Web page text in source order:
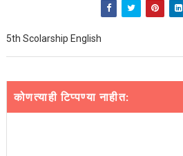
5th Scolarship English
कोणत्याही टिप्पण्‍या नाहीत: